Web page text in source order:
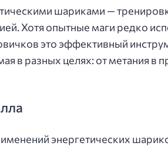
шариками —
Хотя опытные маги редко
это эффективный
в разных целях: от метания в
энергетических